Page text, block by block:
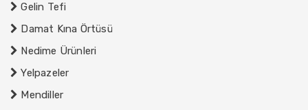
Gelin Tefi
Damat Kına Örtüsü
Nedime Ürünleri
Yelpazeler
Mendiller